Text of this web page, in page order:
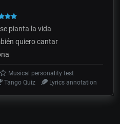
pianta la vida
quiero cantar
Musical personality test
Tango Quiz Lyrics annotation